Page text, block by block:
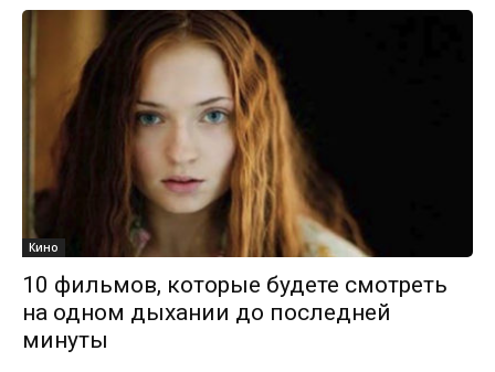
Кино
10 фильмов, которые будете смотреть
на одном дыхании до последней
минуты